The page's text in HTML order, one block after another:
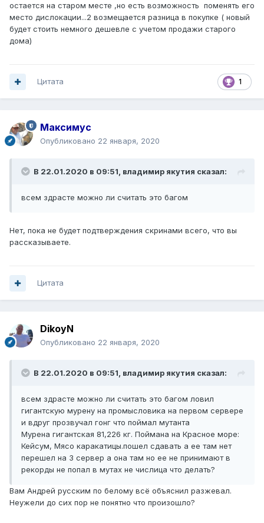
остается на старом месте ,но есть возможность поменять его
место дислокации...2 возмещается разница в покупке ( новый
будет стоить немного дешевле с учетом продажи старого
дома)
1
Цитата
Максимус
Опубликовано 22 января, 2020
В 22.01.2020 в 09:51, владимир якутия сказал:
всем здрасте можно ли считать это багом
Нет, пока не будет подтверждения скринами всего, что вы
рассказываете.
Цитата
DikoyN
Опубликовано 22 января, 2020
В 22.01.2020 в 09:51, владимир якутия сказал:
всем здрасте можно ли считать это багом ловил
гигантскую мурену на промысловика на первом сервере
и вдруг прозвучал гонг что поймал мутанта
Мурена гигантская 81,226 кг. Поймана на Красное море:
Кейсум, Мясо каракатицы.пошел сдавать а ее там нет
перешел на 3 сервер а она там но ее не принимают в
рекорды не попал в мутах не числица что делать?
Вам Андрей русским по белому всё объяснил разжевал.
Неужели до сих пор не понятно что произошло?